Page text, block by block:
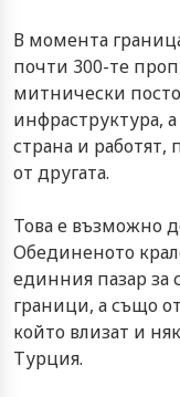
В момента
почти 300-те
митнически
инфраструктура,
страна и
от другата.
Това е възможно
Обединеното
единния пазар за
граници, а също
който влизат и
Турция.